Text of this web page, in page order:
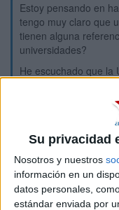
Su privacidad
Nosotros y nuestros
información en un
datos personales,
estándar enviada por
Estoy pensando en
tengo muy claro que
tienen alguna
universidades?
He escuchado que la
Etiquetas: La